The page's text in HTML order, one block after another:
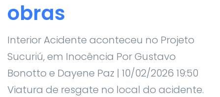
obras
Interior Acidente aconteceu no Projeto
Sucuriú, em Inocência Por Gustavo
Bonotto e Dayene Paz | 10/02/2026 19:50
Viatura de resgate no local do acidente.